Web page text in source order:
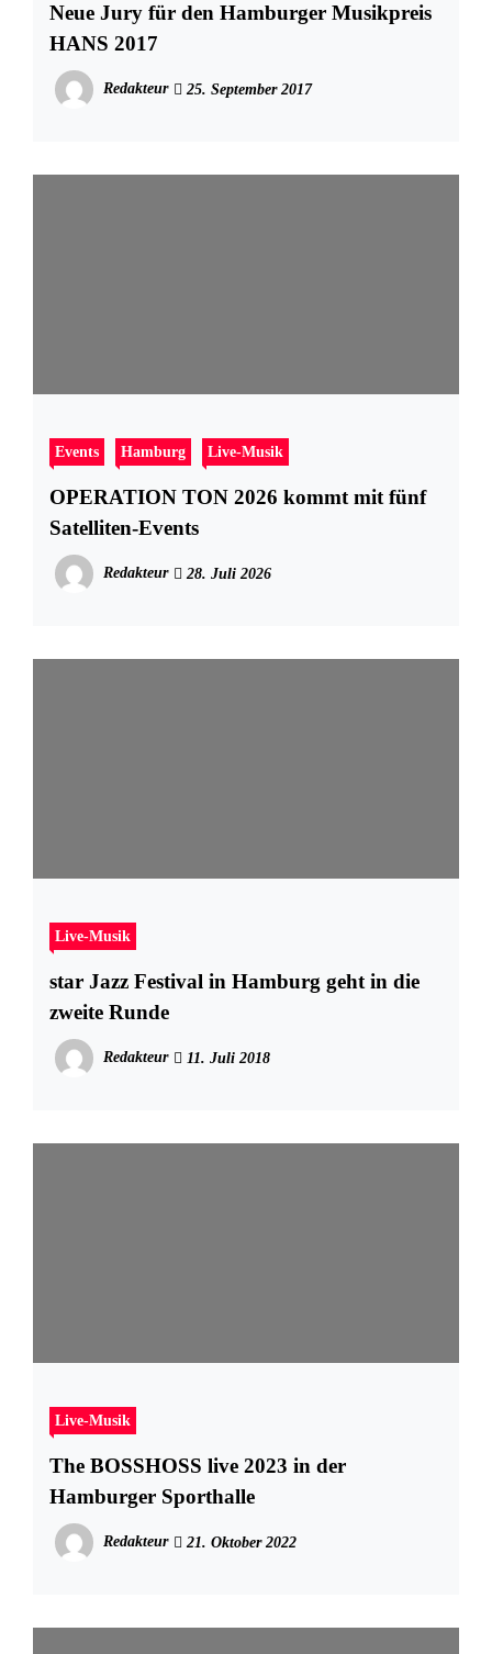
Neue Jury für den Hamburger Musikpreis
HANS 2017
Redakteur 25. September 2017
Events Hamburg Live-Musik
OPERATION TON 2026 kommt mit fünf
Satelliten-Events
Redakteur 28. Juli 2026
Live-Musik
star Jazz Festival in Hamburg geht in die
zweite Runde
Redakteur 11. Juli 2018
Live-Musik
The BOSSHOSS live 2023 in der
Hamburger Sporthalle
Redakteur 21. Oktober 2022